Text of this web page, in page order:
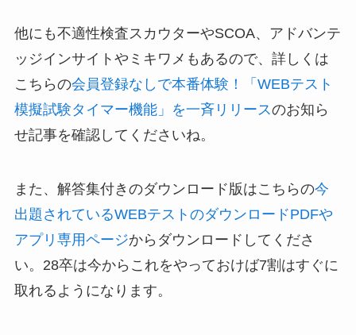
他にも不適性検査スカウターやSCOA、アドバンテ
ッジインサイトやミキワメもあるので、詳しくは
こちらの会員登録なしで本番体験！「WEBテスト
模擬試験タイマー機能」を一斉リリースのお知ら
せ記事を確認してくださいね。
また、解答集付きのダウンロード版はこちらの今
出題されているWEBテストのダウンロードPDFや
アプリ専用ページからダウンロードしてくださ
い。28卒は今からこれをやっておけば7割はすぐに
取れるようになります。